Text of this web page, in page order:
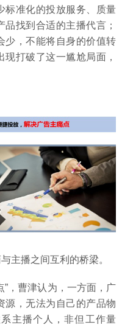
标准化的投放服务、质量
找到合适的主播代言；
少，不能将自身的价值转
打破了这一尴尬局面，
主播之间互利的桥梁。
”，曹津认为，一方面，广
源，无法为自己的产品物
主播个人，非但工作量